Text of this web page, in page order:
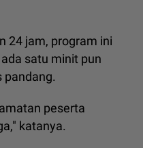
24 jam, program ini
satu minit pun
pandang.
peserta
katanya.